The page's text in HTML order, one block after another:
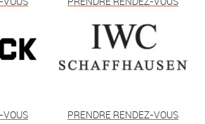
VOUS PRENDRE RENDEZ-VOUS